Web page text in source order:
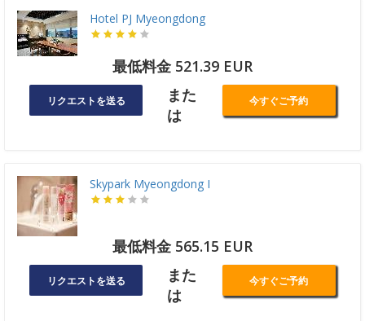
Hotel PJ Myeongdong
最低料金 521.39 EUR
リクエストを送る
また
は
今すぐご予約
Skypark Myeongdong I
最低料金 565.15 EUR
リクエストを送る
また
は
今すぐご予約